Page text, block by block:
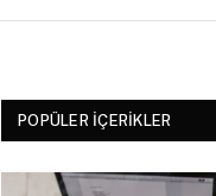
POPÜLER İÇERIKLER